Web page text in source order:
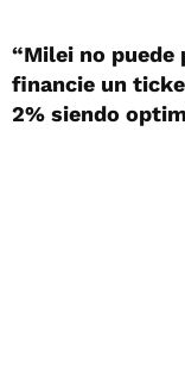
“Milei no puede
financie un
2% siendo